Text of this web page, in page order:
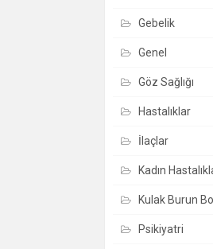
Gebelik
Genel
Göz Sağlığı
Hastalıklar
İlaçlar
Kadın
Kulak Burun
Psikiyatri